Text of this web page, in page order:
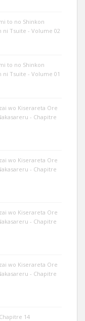
to no Shinkon
ni Tsuite - Volume 02
to no Shinkon
ni Tsuite - Volume 01
wo Kiserareta Ore
- Chapitre
wo Kiserareta Ore
- Chapitre
wo Kiserareta Ore
- Chapitre
wo Kiserareta Ore
- Chapitre
14